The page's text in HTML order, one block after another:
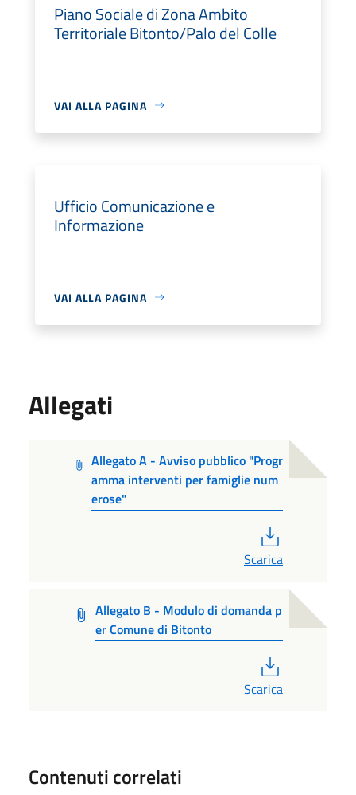
Piano Sociale di Zona Ambito
Territoriale Bitonto/Palo del Colle
VAI ALLA PAGINA
Ufficio Comunicazione e
Informazione
VAI ALLA PAGINA
Allegati
Allegato A - Avviso pubblico "Progr
amma interventi per famiglie num
erose"
Scarica
Allegato B - Modulo di domanda p
er Comune di Bitonto
Scarica
Contenuti correlati